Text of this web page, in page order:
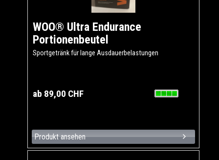
WOO® Ultra Endurance
Portionenbeutel
Sportgetränk für lange Ausdauerbelastungen
ab 89,00 CHF
Produkt ansehen